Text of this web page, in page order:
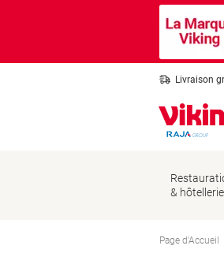
Livraison
& hôtellerie
Page d'Accueil